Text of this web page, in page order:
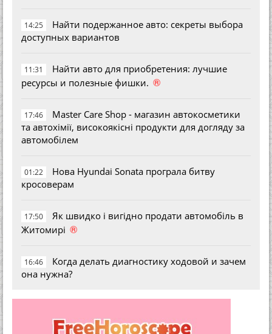
14:25
Найти подержанное авто: секреты выбора
доступных вариантов
11:31
Найти авто для приобретения: лучшие
ресурсы и полезные фишки. ®
17:46
Master Care Shop - магазин автокосметики
та автохімії, високоякісні продукти для догляду за
автомобілем
01:22
Нова Hyundai Sonata програла битву
кросоверам
17:50
Як швидко і вигідно продати автомобіль в
Житомирі ®
16:46
Когда делать диагностику ходовой и зачем
она нужна?